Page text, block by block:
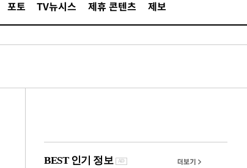
포토 TV뉴시스 제휴 콘텐츠 제보